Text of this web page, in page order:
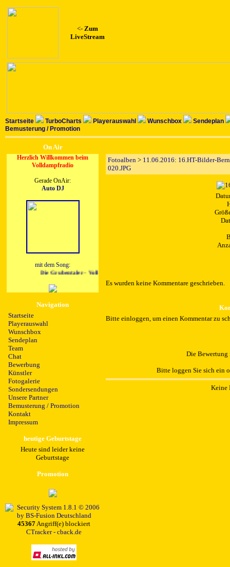
<- Zum
LiveStream
Startseite TurboCharts Playerauswahl Wunschbox
Sendeplan
Bemusterung / Promotion
On Air
Herzlich Willkommen beim
Volldampfradio
Gerade OnAir:
Auto DJ
mit dem Song:
Die Grubentaler - Voll Krass
Navigation
Startseite
Playerauswahl
Wunschbox
Sendeplan
Team
Chat
Bewerbung
Künstler
Fotogalerie
Sondersendungen
Unsere Partner
Bemusterung / Promotion
Kontakt
Impressum
heutige Geburtstage
Heute sind leider keine
Geburtstage
Promotion
45367Angriff(e) blockiert
CTracker - cback.de
Fotoalben > 11.06.2016: 16.HT-Bilder-
020.JPG
Es wurden keine Kommentare geschrieben.
Bitte einloggen, um einen Kommentar zu
Die
Bitte loggen Sie sich ein
Keine